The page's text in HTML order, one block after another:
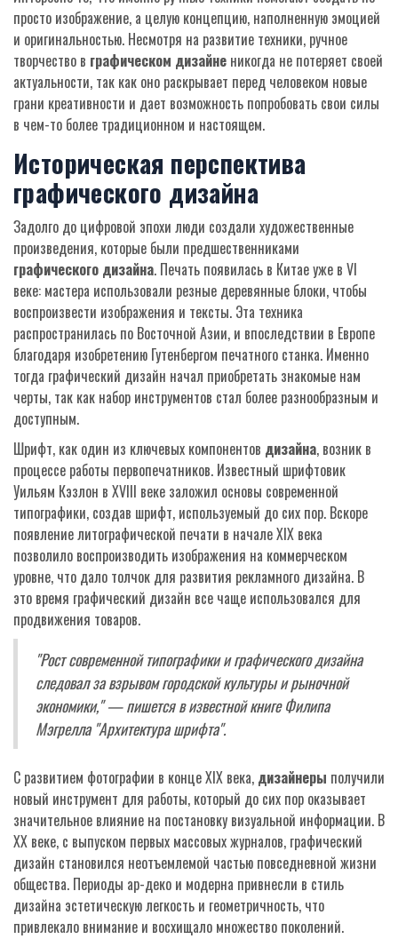
просто изображение, а целую концепцию, наполненную эмоцией
и оригинальностью. Несмотря на развитие техники, ручное
творчество в графическом дизайне никогда не потеряет своей
актуальности, так как оно раскрывает перед человеком новые
грани креативности и дает возможность попробовать свои силы
в чем-то более традиционном и настоящем.
Историческая перспектива
графического дизайна
Задолго до цифровой эпохи люди создали художественные
произведения, которые были предшественниками
графического дизайна. Печать появилась в Китае уже в VI
веке: мастера использовали резные деревянные блоки, чтобы
воспроизвести изображения и тексты. Эта техника
распространилась по Восточной Азии, и впоследствии в Европе
благодаря изобретению Гутенбергом печатного станка. Именно
тогда графический дизайн начал приобретать знакомые нам
черты, так как набор инструментов стал более разнообразным и
доступным.
Шрифт, как один из ключевых компонентов дизайна, возник в
процессе работы первопечатников. Известный шрифтовик
Уильям Кэзлон в XVIII веке заложил основы современной
типографики, создав шрифт, используемый до сих пор. Вскоре
появление литографической печати в начале XIX века
позволило воспроизводить изображения на коммерческом
уровне, что дало толчок для развития рекламного дизайна. В
это время графический дизайн все чаще использовался для
продвижения товаров.
"Рост современной типографики и графического дизайна
следовал за взрывом городской культуры и рыночной
экономики," — пишется в известной книге Филипа
Мэгрелла "Архитектура шрифта".
С развитием фотографии в конце XIX века, дизайнеры получили
новый инструмент для работы, который до сих пор оказывает
значительное влияние на постановку визуальной информации. В
XX веке, с выпуском первых массовых журналов, графический
дизайн становился неотъемлемой частью повседневной жизни
общества. Периоды ар-деко и модерна привнесли в стиль
дизайна эстетическую легкость и геометричность, что
привлекало внимание и восхищало множество поколений.